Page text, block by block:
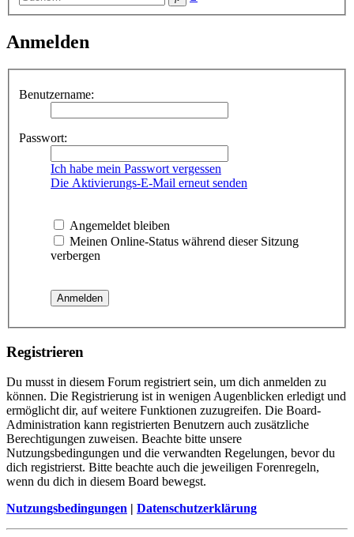
Anmelden
Benutzername:
Passwort:
Ich habe mein Passwort vergessen
Die Aktivierungs-E-Mail erneut senden
Angemeldet bleiben
Meinen Online-Status während dieser Sitzung
verbergen
Registrieren
Du musst in diesem Forum registriert sein, um dich anmelden zu
können. Die Registrierung ist in wenigen Augenblicken erledigt und
ermöglicht dir, auf weitere Funktionen zuzugreifen. Die Board-
Administration kann registrierten Benutzern auch zusätzliche
Berechtigungen zuweisen. Beachte bitte unsere
Nutzungsbedingungen und die verwandten Regelungen, bevor du
dich registrierst. Bitte beachte auch die jeweiligen Forenregeln,
wenn du dich in diesem Board bewegst.
Nutzungsbedingungen | Datenschutzerklärung